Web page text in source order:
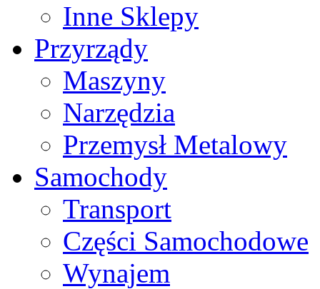
Inne Sklepy
Przyrządy
Maszyny
Narzędzia
Przemysł Metalowy
Samochody
Transport
Części Samochodowe
Wynajem